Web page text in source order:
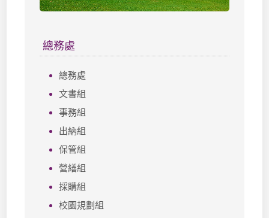
總務處
總務處
文書組
事務組
出納組
保管組
營繕組
採購組
校園規劃組